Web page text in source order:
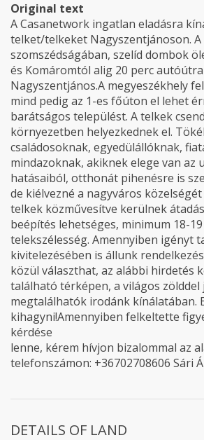
Original text
A Casanetwork ingatlan eladásra
telket/telkeket Nagyszentjánoson. A
szomszédságában, szelíd dombok
és Komáromtól alig 20 perc
Nagyszentjános.A megyeszékhely
mind pedig az 1-es főúton el lehet
barátságos települést. A telkek
környezetben helyezkednek el.
családosoknak, egyedülállóknak,
mindazoknak, akiknek elege van az
hatásaiból, otthonát pihenésre is
de kiélvezné a nagyváros
telkek közművesítve kerülnek
beépítés lehetséges, minimum 18-
telekszélesség. Amennyiben igényt
kivitelezésében is állunk
közül választhat, az alábbi hirdetés
található térképen, a világos
megtalálhatók irodánk kínálatában.
kihagyni!Amennyiben felkeltette
kérdése
lenne, kérem hívjon bizalommal az
telefonszámon: +36702708606 Sári
DETAILS OF LAND